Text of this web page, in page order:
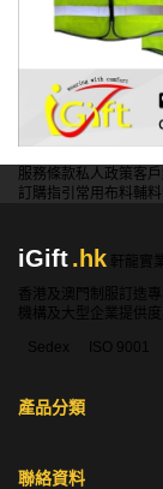
服務條款私人政策客戶
訂購指引 常用布料輔
iGift.hk
軒龍實
香港及澳門制服訂造
機構及大型企業提供
Sedex
ISO 9001
產品分類
聯絡資料